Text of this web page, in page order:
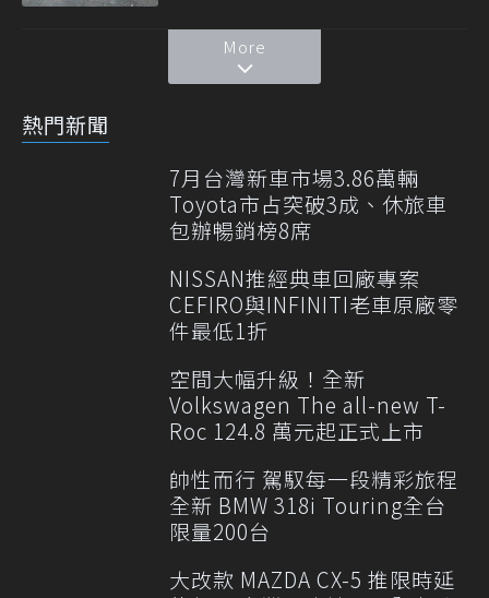
More
熱門新聞
7月台灣新車市場3.86萬輛
Toyota市占突破3成、休旅車
包辦暢銷榜8席
NISSAN推經典車回廠專案
CEFIRO與INFINITI老車原廠零
件最低1折
空間大幅升級！全新
Volkswagen The all-new T-
Roc 124.8 萬元起正式上市
帥性而行 駕馭每一段精彩旅程
全新 BMW 318i Touring全台
限量200台
大改款 MAZDA CX-5 推限時延